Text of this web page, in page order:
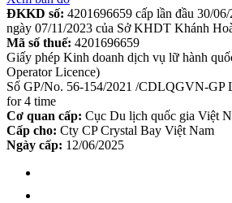
ĐKKD số: 4201696659 cấp lần đầu 30/
ngày 07/11/2023 của Sở KHDT Khánh
Mã số thuế: 4201696659
Giấy phép Kinh doanh dịch vụ lữ hành
Operator Licence)
Số GP/No. 56-154/2021 /CDLQGVN-GP
for 4 time
Cơ quan cấp: Cục Du lịch quốc gia Việt
Cấp cho: Cty CP Crystal Bay Việt Nam
Ngày cấp: 12/06/2025